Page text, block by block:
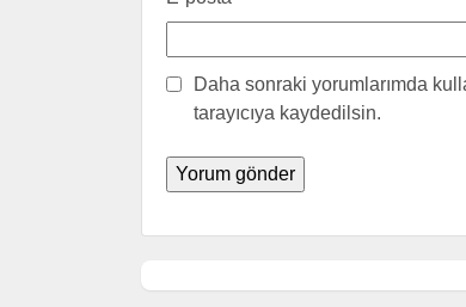
Daha sonraki yorumlarımda
tarayıcıya kaydedilsin.